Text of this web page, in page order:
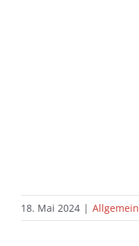
18. Mai 2024 | Allgemein